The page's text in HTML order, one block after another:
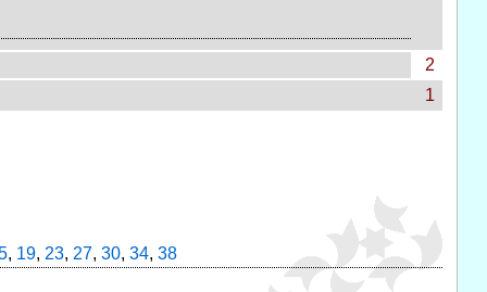
2
1
, 19, 23, 27, 30, 34, 38